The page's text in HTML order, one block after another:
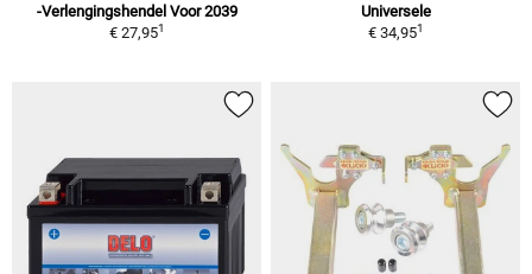
-Verlengingshendel Voor 2039
€ 27,951
Universele
€ 34,951